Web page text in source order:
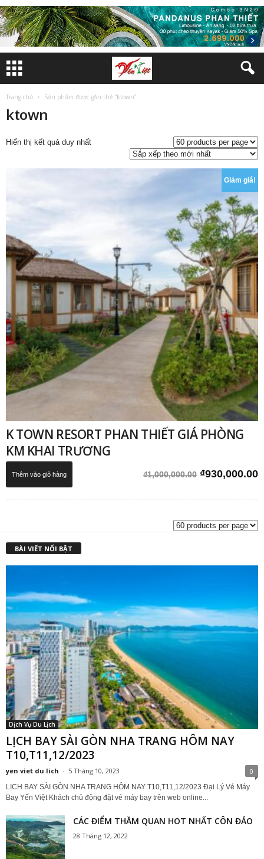
Trang chủ Sản phẩm được gắn thẻ “ktown”
ktown
Hiển thị kết quả duy nhất
Giảm giá!
K TOWN RESORT PHAN THIẾT GIÁ PHÒNG
KM KHAI TRƯƠNG
₫1,000,000.00 Giá
₫930,000.00
Thêm vào giỏ hàng
BÀI VIẾT NỔI BẬT
Dịch Vụ Du Lịch
LỊCH BAY SÀI GÒN NHA TRANG HÔM NAY
T10,T11,12/2023
yen viet du lich - 5 Tháng 10, 2023 0
LỊCH BAY SÀI GÒN NHA TRANG HÔM NAY T10,T11,12/2023 Đại Lý Vé Máy
Bay Yến Việt Khách chủ động đặt vé máy bay trên web online...
CÁC ĐIỂM THĂM QUAN HOT NHẤT CÔN ĐẢO
28 Tháng 12, 2022